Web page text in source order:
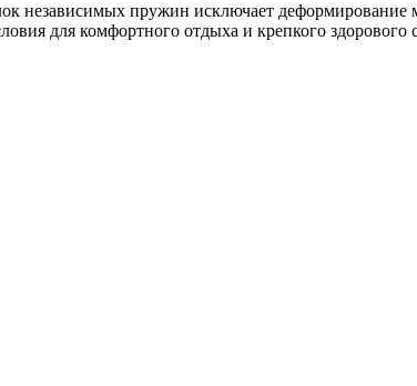
пружин исключает деформирование
для комфортного отдыха и крепкого здорового